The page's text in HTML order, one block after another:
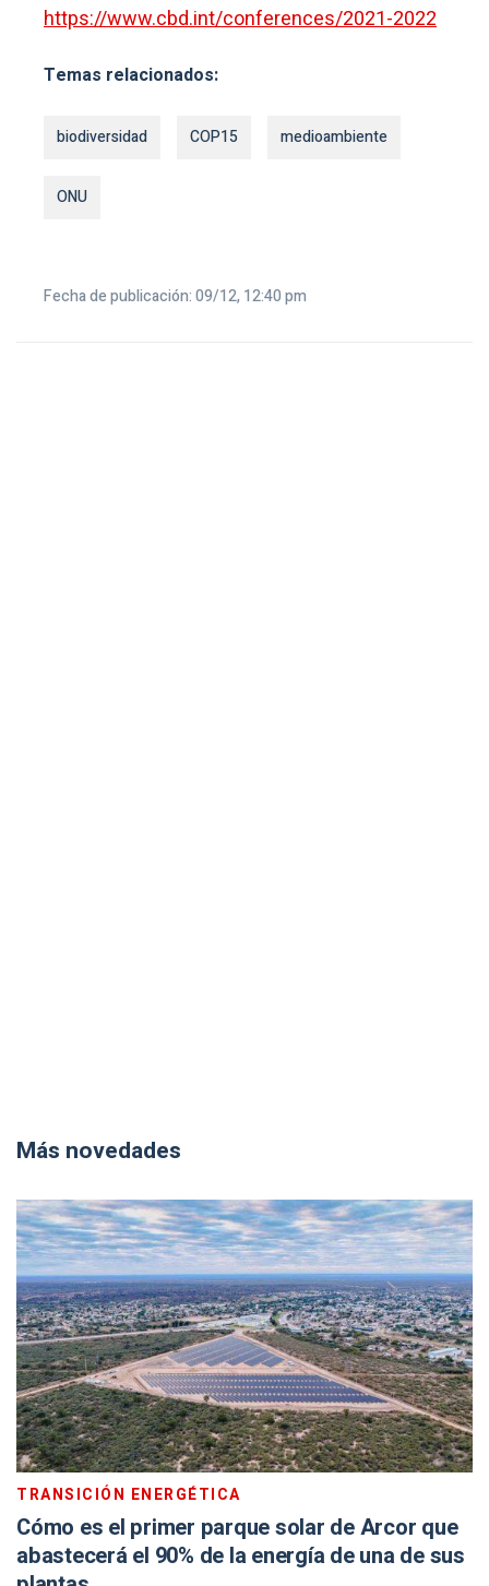
https://www.cbd.int/conferences/2021-2022
Temas relacionados:
biodiversidad COP15 medioambiente
ONU
Fecha de publicación: 09/12, 12:40 pm
Más novedades
TRANSICIÓN ENERGÉTICA
Cómo es el primer parque solar de Arcor que
abastecerá el 90% de la energía de una de sus